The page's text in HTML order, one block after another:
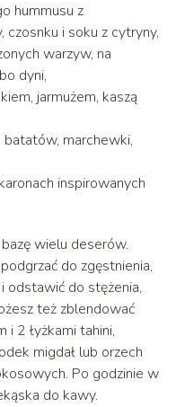
hummusu z
i soku z cytryny,
warzyw, na
dyni,
jarmużem, kaszą
marchewki,
inspirowanych
wielu deserów.
do zgęstnienia,
odstawić do stężenia,
też zblendować
i 2 łyżkami tahini,
migdał lub orzech
Po godzinie w
do kawy.